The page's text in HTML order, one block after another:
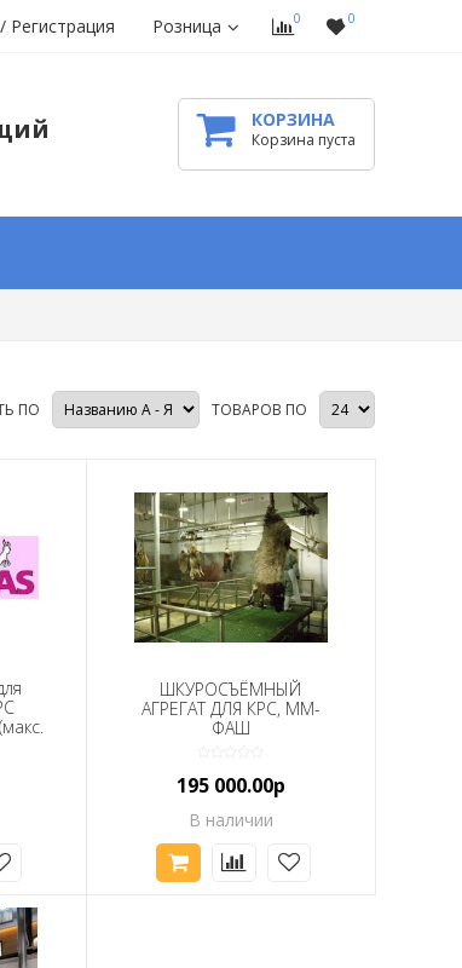
/ Регистрация Розница 0 0
КОРЗИНА
Корзина пуста
ПО ТОВАРОВ ПО
с
ШКУРОСЪЁМНЫЙ
АГРЕГАТ ДЛЯ КРС, ММ-
ФАШ
195 000.00р
В наличии